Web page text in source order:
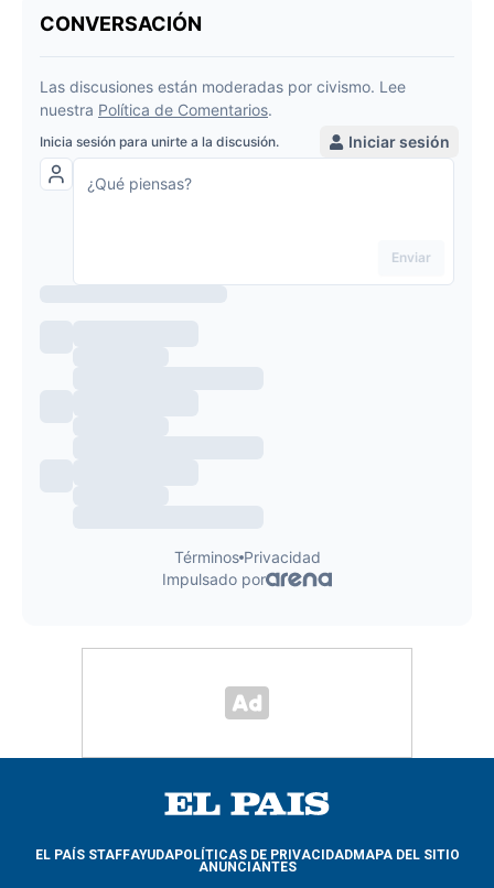
EL PAÍS STAFFAYUDAPOLÍTICAS DE PRIVACIDADMAPA DEL SITIO
ANUNCIANTES